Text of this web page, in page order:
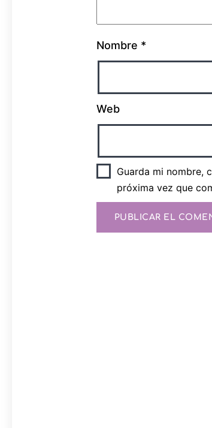
Nombre *
Web
Guarda mi nombre,
próxima vez que